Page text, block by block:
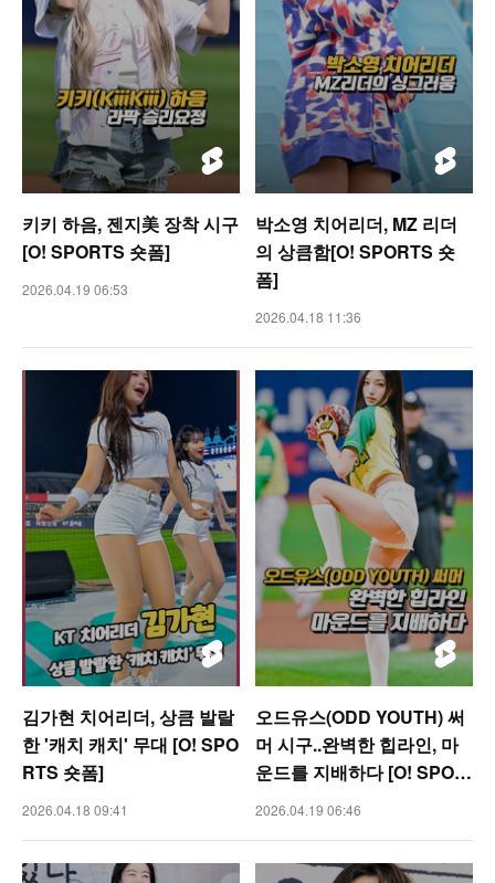
키키 하음, 젠지美 장착 시구
[O! SPORTS 숏폼]
2026.04.19 06:53
박소영 치어리더, MZ 리더
의 상큼함[O! SPORTS 숏
폼]
2026.04.18 11:36
김가현 치어리더, 상큼 발랄
한 '캐치 캐치' 무대 [O! SPO
RTS 숏폼]
2026.04.18 09:41
오드유스(ODD YOUTH) 써
머 시구..완벽한 힙라인, 마
운드를 지배하다 [O! SPOR
TS 숏폼]
2026.04.19 06:46